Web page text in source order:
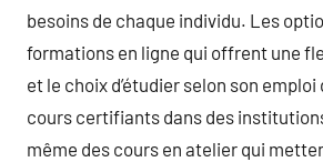
besoins de chaque individu. Les
formations en ligne qui offrent une
et le choix d’étudier selon son
cours certifiants dans des
même des cours en atelier qui